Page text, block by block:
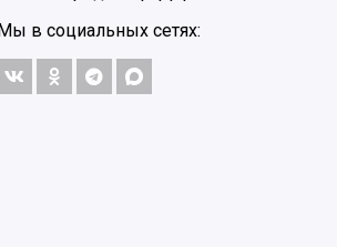
в социальных сетях: